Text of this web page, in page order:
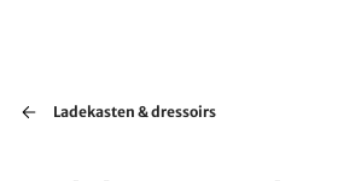
Ladekasten & dressoirs